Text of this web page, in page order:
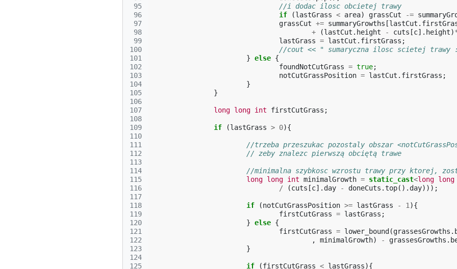
95
96
97
98
99
100
101
102
103
104
105
106
107
108
109
110
111
112
113
114
115
116
117
118
119
120
121
122
123
124
125
//i dodac ilosc obcietej trawy
if
(lastGrass < area) grassCut -=
grassCut += summaryGrowths [lastCut .
+
(lastCut . height - cuts [c]. height)
lastGrass = lastCut . firstGrass ;
//cout << " sumaryczna ilosc scietej trawy
} else {
foundNotCutGrass = true;
notCutGrassPosition = lastCut . firstGrass ;
}
}
long long int firstCutGrass ;
if (lastGrass > 0){
//trzeba przeszukac pozostaly obszar
// zeby znalezc pierwszą obciętą trawe
//minimalna szybkosc wzrostu trawy przy ktorej,
long long int minimalGrowth = static_cast<long long
/
(cuts [c]. day - doneCuts .top(). day)));
if (notCutGrassPosition >= lastGrass - 1 ){
firstCutGrass = lastGrass ;
} else {
firstCutGrass = lower_bound (grassesGrowths .
,
minimalGrowth) - grassesGrowths .
}
if (firstCutGrass < lastGrass){